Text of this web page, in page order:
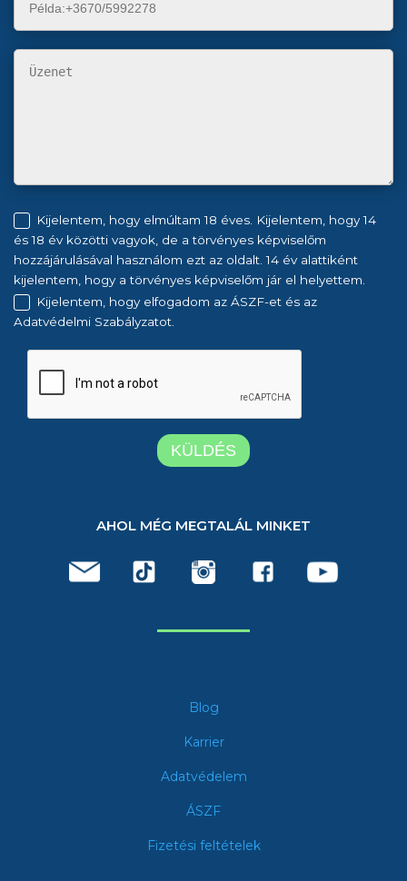
Kijelentem, hogy elmúltam 18 éves. Kijelentem, hogy 14
és 18 év közötti vagyok, de a törvényes képviselőm
hozzájárulásával használom ezt az oldalt. 14 év alattiként
kijelentem, hogy a törvényes képviselőm jár el helyettem.
Kijelentem, hogy elfogadom az ÁSZF-et és az
Adatvédelmi Szabályzatot.
AHOL MÉG MEGTALÁL MINKET
Blog
Karrier
Adatvédelem
ÁSZF
Fizetési feltételek